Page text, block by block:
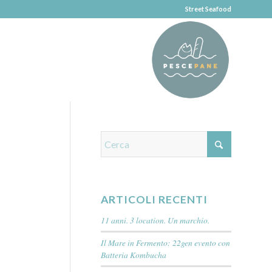
Street Seafood
ARTICOLI RECENTI
11 anni. 3 location. Un marchio.
Il Mare in Fermento: 22gen evento con
Batteria Kombucha